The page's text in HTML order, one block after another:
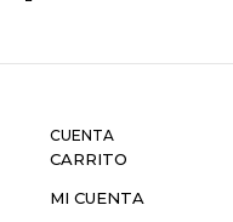
CUENTA
CARRITO
MI CUENTA